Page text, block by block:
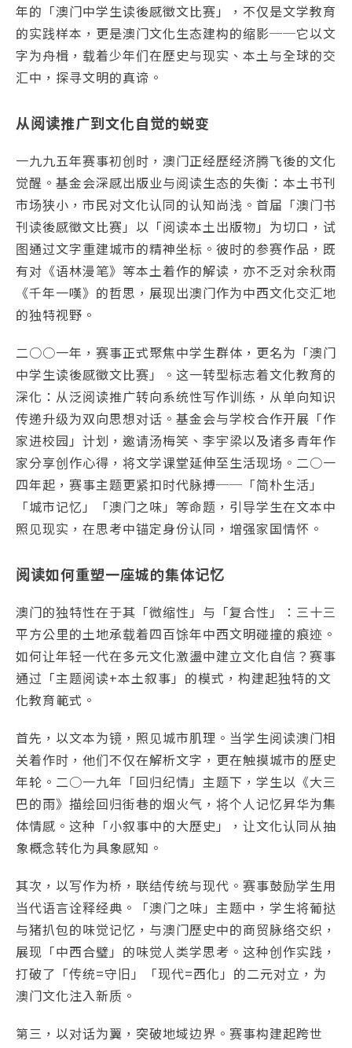
年的「澳门中学生读後感徵文比赛」，不仅是文学教育
的实践样本，更是澳门文化生态建构的缩影──它以文
字为舟楫，载着少年们在歷史与现实、本土与全球的交
汇中，探寻文明的真谛。
从阅读推广到文化自觉的蜕变
一九九五年赛事初创时，澳门正经歷经济腾飞後的文化
觉醒。基金会深感出版业与阅读生态的失衡：本土书刊
市场狭小，市民对文化认同的认知尚浅。首届「澳门书
刊读後感徵文比赛」以「阅读本土出版物」为切口，试
图通过文字重建城市的精神坐标。彼时的参赛作品，既
有对《语林漫笔》等本土着作的解读，亦不乏对余秋雨
《千年一嘆》的哲思，展现出澳门作为中西文化交汇地
的独特视野。
二○○一年，赛事正式聚焦中学生群体，更名为「澳门
中学生读後感徵文比赛」。这一转型标志着文化教育的
深化：从泛阅读推广转向系统性写作训练，从单向知识
传递升级为双向思想对话。基金会与学校合作开展「作
家进校园」计划，邀请汤梅笑、李宇梁以及诸多青年作
家分享创作心得，将文学课堂延伸至生活现场。二○一
四年起，赛事主题更紧扣时代脉搏──「简朴生活」
「城市记忆」「澳门之味」等命题，引导学生在文本中
照见现实，在思考中锚定身份认同，增强家国情怀。
阅读如何重塑一座城的集体记忆
澳门的独特性在于其「微缩性」与「复合性」：三十三
平方公里的土地承载着四百馀年中西文明碰撞的痕迹。
如何让年轻一代在多元文化激盪中建立文化自信？赛事
通过「主题阅读+本土叙事」的模式，构建起独特的文
化教育範式。
首先，以文本为镜，照见城市肌理。当学生阅读澳门相
关着作时，他们不仅在解析文字，更在触摸城市的歷史
年轮。二○一九年「回归纪情」主题下，学生以《大三
巴的雨》描绘回归街巷的烟火气，将个人记忆昇华为集
体情感。这种「小叙事中的大歷史」，让文化认同从抽
象概念转化为具象感知。
其次，以写作为桥，联结传统与现代。赛事鼓励学生用
当代语言诠释经典。「澳门之味」主题中，学生将葡挞
与猪扒包的味觉记忆，与澳门歷史中的商贸脉络交织，
展现「中西合璧」的味觉人类学思考。这种创作实践，
打破了「传统=守旧」「现代=西化」的二元对立，为
澳门文化注入新质。
第三，以对话为翼，突破地域边界。赛事构建起跨世